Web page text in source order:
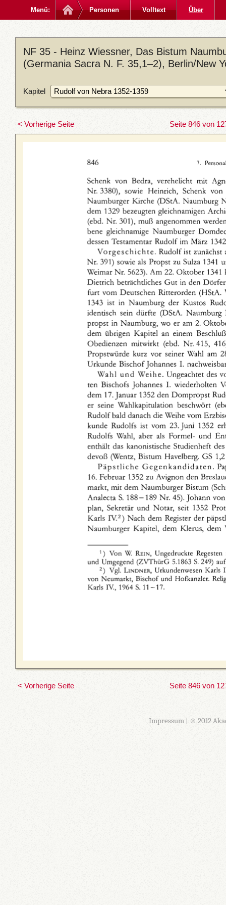
Menü: Personen Volltext Über
NF 35 - Heinz Wiessner, Das Bistum
(Germania Sacra N. F. 35,1–2), Berlin/New
Kapitel
< Vorherige Seite Seite 846 von
< Vorherige Seite Seite 846 von
Impressum| © 2012